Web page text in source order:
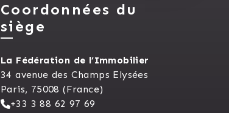
Coordonnées du
siège
La Fédération de l’Immobilier
34 avenue des Champs Elysées
Paris, 75008 (France)
+33 3 88 62 97 69